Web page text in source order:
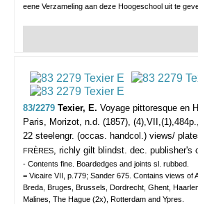
eene Verzameling aan deze Hoogeschool uit te
83/2279 Texier, E. Voyage pittoresque en
Paris, Morizot, n.d. (1857),
22 steelengr. (occas. handcol.) views/
FRÈRES, richly gilt blindst. dec. publisher's
- Contents fine. Boardedges and joints sl. rubbed.
= Vicaire VII, p.779; Sander 675. Contains views of
Breda, Bruges, Brussels, Dordrecht, Ghent,
Malines, The Hague (2x), Rotterdam and Ypres.